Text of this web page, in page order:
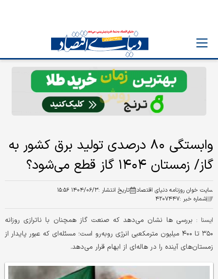
وابستگی ۸۰ درصدی تولید برق کشور به
گاز/ زمستان ۱۴۰۴ گاز قطع می‌شود؟
سایت خوان روزنامه دنیای اقتصاد تاریخ انتشار :۱۴۰۴/۰۶/۳ ۱۵:۵۶
شماره خبر :۴۲۰۷۴۴۷
ايسنا : بررسی ها نشان می‌دهد که صنعت گاز همچنان با ناترازی روزانه
۳۵۰ تا ۴۰۰ میلیون مترمکعبی انرژی روبه‌رو است؛ مسئله‌ای که عبور پایدار از
زمستان‌های آینده را در هاله‌ای از ابهام قرار می‌دهد.